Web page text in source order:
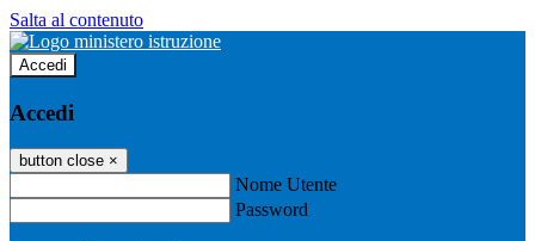
Salta al contenuto
Accedi
Accedi
button close ×
Nome Utente
Password